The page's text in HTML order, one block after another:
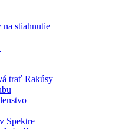
stiahnutie
trať Rakúsy
Spektre